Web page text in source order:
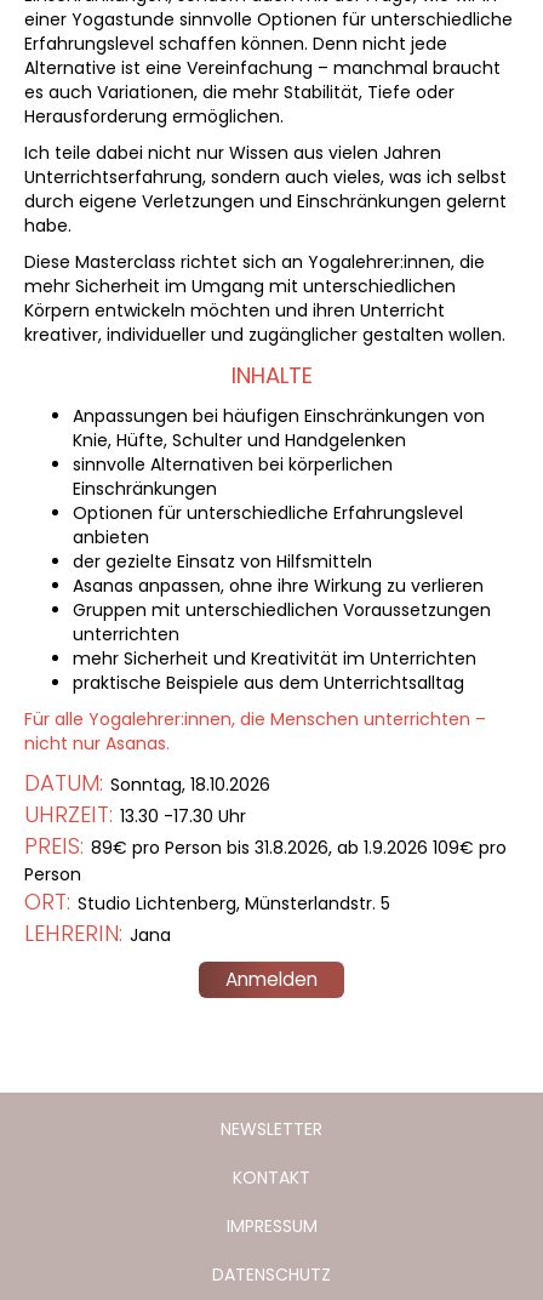
einer Yogastunde sinnvolle Optionen für unterschiedliche
Erfahrungslevel schaffen können. Denn nicht jede
Alternative ist eine Vereinfachung – manchmal braucht
es auch Variationen, die mehr Stabilität, Tiefe oder
Herausforderung ermöglichen.
Ich teile dabei nicht nur Wissen aus vielen Jahren
Unterrichtserfahrung, sondern auch vieles, was ich selbst
durch eigene Verletzungen und Einschränkungen gelernt
habe.
Diese Masterclass richtet sich an Yogalehrer:innen, die
mehr Sicherheit im Umgang mit unterschiedlichen
Körpern entwickeln möchten und ihren Unterricht
kreativer, individueller und zugänglicher gestalten wollen.
INHALTE
Anpassungen bei häufigen Einschränkungen von
Knie, Hüfte, Schulter und Handgelenken
sinnvolle Alternativen bei körperlichen
Einschränkungen
Optionen für unterschiedliche Erfahrungslevel
anbieten
der gezielte Einsatz von Hilfsmitteln
Asanas anpassen, ohne ihre Wirkung zu verlieren
Gruppen mit unterschiedlichen Voraussetzungen
unterrichten
mehr Sicherheit und Kreativität im Unterrichten
praktische Beispiele aus dem Unterrichtsalltag
Für alle Yogalehrer:innen, die Menschen unterrichten –
nicht nur Asanas.
DATUM: Sonntag, 18.10.2026
UHRZEIT: 13.30 -17.30 Uhr
PREIS: 89€ pro Person bis 31.8.2026, ab 1.9.2026 109€ pro
Person
ORT: Studio Lichtenberg, Münsterlandstr. 5
LEHRERIN: Jana
Anmelden
NEWSLETTER
KONTAKT
IMPRESSUM
DATENSCHUTZ